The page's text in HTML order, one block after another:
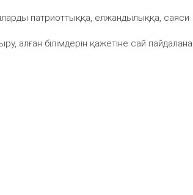
патриоттыққа, елжандылыққа, саяси
алған білімдерін қажетіне сай пайдалана